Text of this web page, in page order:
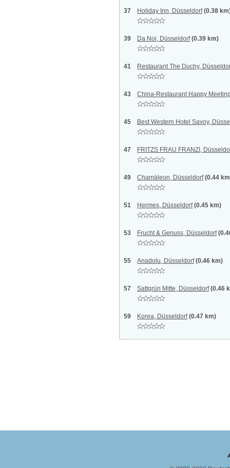
37 Holiday Inn, Düsseldorf (0.38
39 Da Noi, Düsseldorf (0.39 km)
41 Restaurant The Duchy,
43 China-Restaurant Happy
45 Best Western Hotel Savoy,
47 FRITZS FRAU FRANZI,
49 Chamäleon, Düsseldorf (0.44
51 Hermes, Düsseldorf (0.45 km)
53 Frucht & Genuss, Düsseldorf
55 Anadolu, Düsseldorf (0.46 km)
57 Sattgrün Mitte, Düsseldorf (0.46
59 Korea, Düsseldorf (0.47 km)